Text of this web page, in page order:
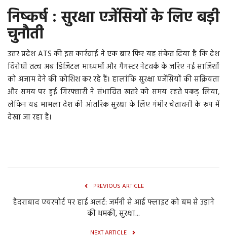
निष्कर्ष : सुरक्षा एजेंसियों के लिए बड़ी
चुनौती
उत्तर प्रदेश ATS की इस कार्रवाई ने एक बार फिर यह संकेत दिया है कि देश
विरोधी तत्व अब डिजिटल माध्यमों और गैंगस्टर नेटवर्क के जरिए नई साजिशों
को अंजाम देने की कोशिश कर रहे हैं। हालांकि सुरक्षा एजेंसियों की सक्रियता
और समय पर हुई गिरफ्तारी ने संभावित खतरे को समय रहते पकड़ लिया,
लेकिन यह मामला देश की आंतरिक सुरक्षा के लिए गंभीर चेतावनी के रूप में
देखा जा रहा है।
PREVIOUS ARTICLE
हैदराबाद एयरपोर्ट पर हाई अलर्ट: जर्मनी से आई फ्लाइट को बम से उड़ाने
की धमकी, सुरक्षा...
NEXT ARTICLE